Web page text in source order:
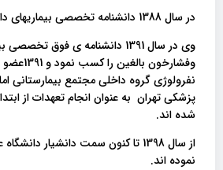
در سال 1388 دانشنامه تخصصی بیماریهای داخلی را کسب نمود.
وی در سال 1391 دانشنامه ی فوق
وفشارخون
نفرولوژی گروه داخلی مجتمع بیمارستانی
شده اند.
از سال 1398 تا کنون سمت دانشیار
نموده اند.